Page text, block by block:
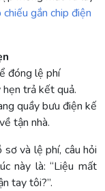
chiếu gắn chip điện
đóng lệ phí
trả kết quả.
quầy bưu điện kế
tận nhà.
và lệ phí, câu hỏi
này là: “Liệu mất
tay tôi?”.